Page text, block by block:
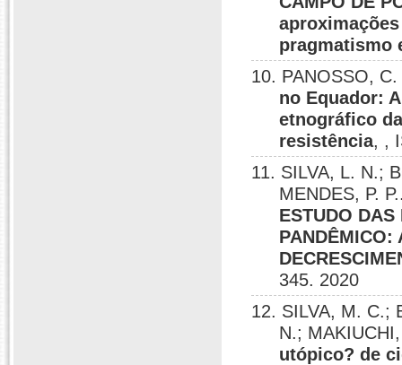
pragmatismo
10. PANOSSO,
no Equador:
etnográfico
resistência, ,
11. SILVA, L. N.;
MENDES, P.
ESTUDO
PANDÊMICO:
345. 2020
12. SILVA, M. C.;
N.;
utópico? de